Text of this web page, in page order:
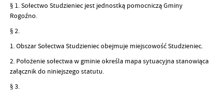
§ 1. Sołectwo Studzieniec jest jednostką pomocniczą Gminy
Rogoźno.
§ 2.
1. Obszar Sołectwa Studzieniec obejmuje miejscowość Studzieniec.
2. Położenie sołectwa w gminie określa mapa sytuacyjna stanowiąca
załącznik do niniejszego statutu.
§ 3.